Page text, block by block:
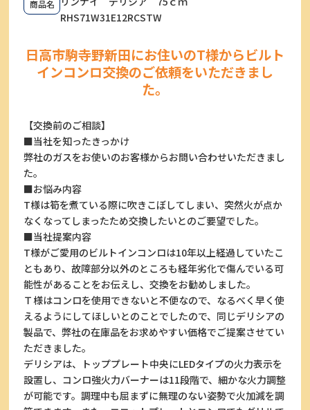
商品名
RHS71W31E12RCSTW
日高市駒寺野新田にお住いのT様からビルト
インコンロ交換のご依頼をいただきまし
た。
【交換前のご相談】
■当社を知ったきっかけ
弊社のガスをお使いのお客様からお問い合わせいただきまし
た。
■お悩み内容
T様は筍を煮ている際に吹きこぼしてしまい、突然火が点か
なくなってしまったため交換したいとのご要望でした。
■当社提案内容
T様がご愛用のビルトインコンロは10年以上経過していたこ
ともあり、故障部分以外のところも経年劣化で傷んでいる可
能性があることをお伝えし、交換をお勧めしました。
Ｔ様はコンロを使用できないと不便なので、なるべく早く使
えるようにしてほしいとのことでしたので、同じデリシアの
製品で、弊社の在庫品をお求めやすい価格でご提案させてい
ただきました。
デリシアは、トッププレート中央にLEDタイプの火力表示を
設置し、コンロ強火力バーナーは11段階で、細かな火力調整
が可能です。調理中も屈まずに無理のない姿勢で火加減を調